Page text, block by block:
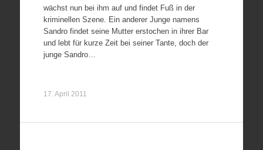
wächst nun bei ihm auf und findet Fuß in der
kriminellen Szene. Ein anderer Junge namens
Sandro findet seine Mutter erstochen in ihrer Bar
und lebt für kurze Zeit bei seiner Tante, doch der
junge Sandro…
17. April 2011